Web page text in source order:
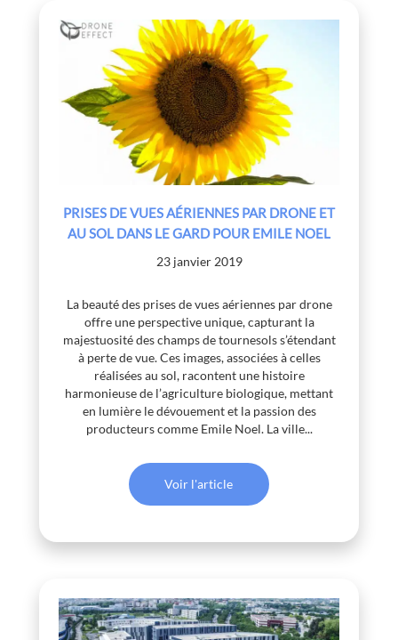
PRISES DE VUES AÉRIENNES PAR DRONE ET
AU SOL DANS LE GARD POUR EMILE NOEL
23 janvier 2019
La beauté des prises de vues aériennes par drone
offre une perspective unique, capturant la
majestuosité des champs de tournesols s’étendant
à perte de vue. Ces images, associées à celles
réalisées au sol, racontent une histoire
harmonieuse de l’agriculture biologique, mettant
en lumière le dévouement et la passion des
producteurs comme Emile Noel. La ville...
Voir l'article